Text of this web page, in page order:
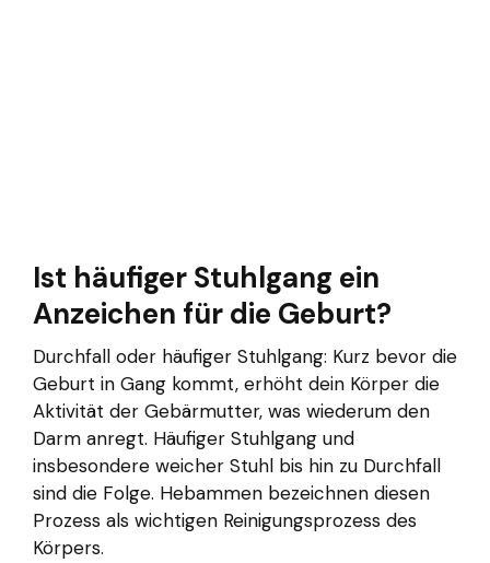
Ist häufiger Stuhlgang ein
Anzeichen für die Geburt?
Durchfall oder häufiger Stuhlgang: Kurz bevor die
Geburt in Gang kommt, erhöht dein Körper die
Aktivität der Gebärmutter, was wiederum den
Darm anregt. Häufiger Stuhlgang und
insbesondere weicher Stuhl bis hin zu Durchfall
sind die Folge. Hebammen bezeichnen diesen
Prozess als wichtigen Reinigungsprozess des
Körpers.